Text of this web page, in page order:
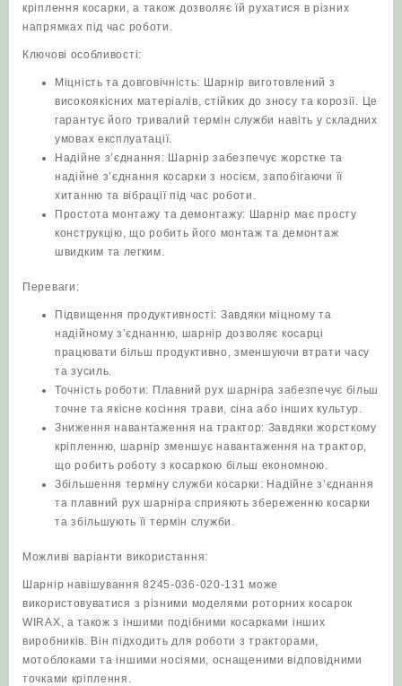
кріплення косарки, а також дозволяє їй рухатися в різних
напрямках під час роботи.
Ключові особливості:
Міцність та довговічність: Шарнір виготовлений з
високоякісних матеріалів, стійких до зносу та корозії. Це
гарантує його тривалий термін служби навіть у складних
умовах експлуатації.
Надійне з’єднання: Шарнір забезпечує жорстке та
надійне з’єднання косарки з носієм, запобігаючи її
хитанню та вібрації під час роботи.
Простота монтажу та демонтажу: Шарнір має просту
конструкцію, що робить його монтаж та демонтаж
швидким та легким.
Переваги:
Підвищення продуктивності: Завдяки міцному та
надійному з’єднанню, шарнір дозволяє косарці
працювати більш продуктивно, зменшуючи втрати часу
та зусиль.
Точність роботи: Плавний рух шарніра забезпечує більш
точне та якісне косіння трави, сіна або інших культур.
Зниження навантаження на трактор: Завдяки жорсткому
кріпленню, шарнір зменшує навантаження на трактор,
що робить роботу з косаркою більш економною.
Збільшення терміну служби косарки: Надійне з’єднання
та плавний рух шарніра сприяють збереженню косарки
та збільшують її термін служби.
Можливі варіанти використання:
Шарнір навішування 8245-036-020-131 може
використовуватися з різними моделями роторних косарок
WIRAX, а також з іншими подібними косарками інших
виробників. Він підходить для роботи з тракторами,
мотоблоками та іншими носіями, оснащеними відповідними
точками кріплення.